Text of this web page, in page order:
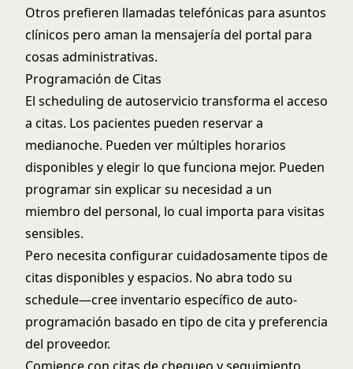
Otros prefieren llamadas telefónicas para asuntos
clínicos pero aman la mensajería del portal para
cosas administrativas.
Programación de Citas
El scheduling de autoservicio transforma el acceso
a citas. Los pacientes pueden reservar a
medianoche. Pueden ver múltiples horarios
disponibles y elegir lo que funciona mejor. Pueden
programar sin explicar su necesidad a un
miembro del personal, lo cual importa para visitas
sensibles.
Pero necesita configurar cuidadosamente tipos de
citas disponibles y espacios. No abra todo su
schedule—cree inventario específico de auto-
programación basado en tipo de cita y preferencia
del proveedor.